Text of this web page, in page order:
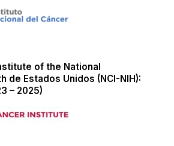
of the National
de Estados Unidos (NCI-NIH):
– 2025)